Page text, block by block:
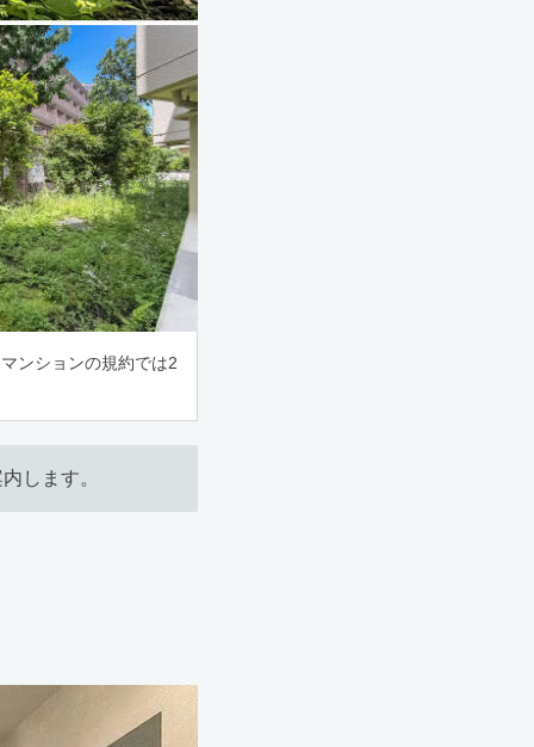
ンションの規約では2
します。